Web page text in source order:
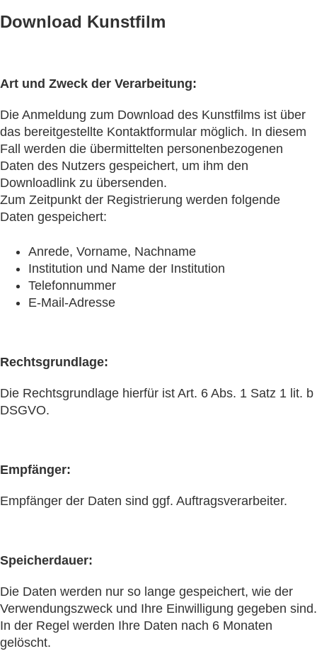
Download Kunstfilm
Art und Zweck der Verarbeitung:
Die Anmeldung zum Download des Kunstfilms ist über
das bereitgestellte Kontaktformular möglich. In diesem
Fall werden die übermittelten personenbezogenen
Daten des Nutzers gespeichert, um ihm den
Downloadlink zu übersenden.
Zum Zeitpunkt der Registrierung werden folgende
Daten gespeichert:
Anrede, Vorname, Nachname
Institution und Name der Institution
Telefonnummer
E-Mail-Adresse
Rechtsgrundlage:
Die Rechtsgrundlage hierfür ist Art. 6 Abs. 1 Satz 1 lit. b
DSGVO.
Empfänger:
Empfänger der Daten sind ggf. Auftragsverarbeiter.
Speicherdauer:
Die Daten werden nur so lange gespeichert, wie der
Verwendungszweck und Ihre Einwilligung gegeben sind.
In der Regel werden Ihre Daten nach 6 Monaten
gelöscht.